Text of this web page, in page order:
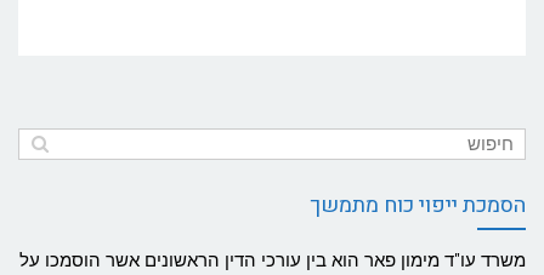
הסמכת ייפוי כוח מתמשך
משרד עו"ד מימון פאר הוא בין עורכי הדין הראשונים אשר הוסמכו על